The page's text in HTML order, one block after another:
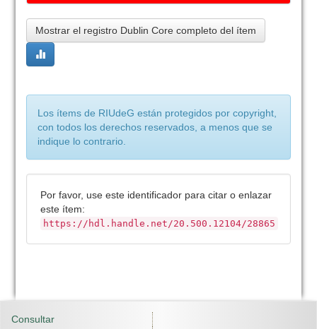
Mostrar el registro Dublin Core completo del ítem
Los ítems de RIUdeG están protegidos por copyright,
con todos los derechos reservados, a menos que se
indique lo contrario.
Por favor, use este identificador para citar o enlazar
este ítem:
https://hdl.handle.net/20.500.12104/28865
Consultar